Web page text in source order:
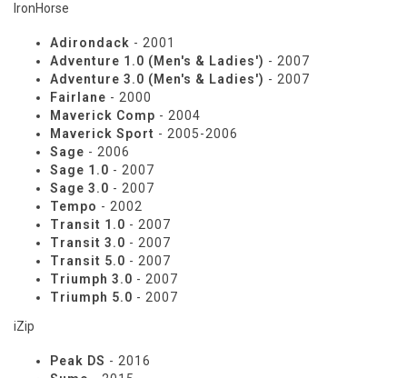
IronHorse
Adirondack - 2001
Adventure 1.0 (Men's & Ladies') - 2007
Adventure 3.0 (Men's & Ladies') - 2007
Fairlane - 2000
Maverick Comp - 2004
Maverick Sport - 2005-2006
Sage - 2006
Sage 1.0 - 2007
Sage 3.0 - 2007
Tempo - 2002
Transit 1.0 - 2007
Transit 3.0 - 2007
Transit 5.0 - 2007
Triumph 3.0 - 2007
Triumph 5.0 - 2007
iZip
Peak DS - 2016